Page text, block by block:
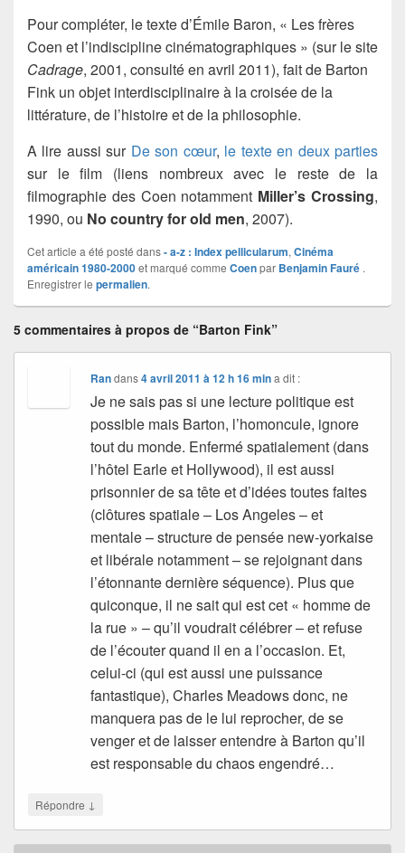
Pour compléter, le texte d’Émile Baron, « Les frères
Coen et l’indiscipline cinématographiques » (sur le site
Cadrage, 2001, consulté en avril 2011), fait de Barton
Fink un objet interdisciplinaire à la croisée de la
littérature, de l’histoire et de la philosophie.
A lire aussi sur De son cœur, le texte en deux parties
sur le film (liens nombreux avec le reste de la
filmographie des Coen notamment Miller’s Crossing,
1990, ou No country for old men, 2007).
Cet article a été posté dans- a-z : Index pellicularum, Cinéma
américain 1980-2000et marqué comme Coenpar Benjamin Fauré .
Enregistrer le permalien.
5 commentaires à propos de “Barton Fink”
Randans4 avril 2011 à 12 h 16 min a dit :
Je ne sais pas si une lecture politique est
possible mais Barton, l’homoncule, ignore
tout du monde. Enfermé spatialement (dans
l’hôtel Earle et Hollywood), il est aussi
prisonnier de sa tête et d’idées toutes faites
(clôtures spatiale – Los Angeles – et
mentale – structure de pensée new-yorkaise
et libérale notamment – se rejoignant dans
l’étonnante dernière séquence). Plus que
quiconque, il ne sait qui est cet « homme de
la rue » – qu’il voudrait célébrer – et refuse
de l’écouter quand il en a l’occasion. Et,
celui-ci (qui est aussi une puissance
fantastique), Charles Meadows donc, ne
manquera pas de le lui reprocher, de se
venger et de laisser entendre à Barton qu’il
est responsable du chaos engendré…
Répondre ↓